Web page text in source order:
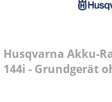
Husqvarna Akku-
144i - Grundgerät